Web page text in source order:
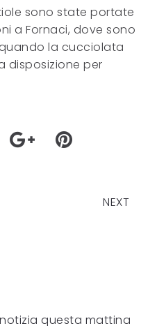
sono state portate
a Fornaci, dove sono
la cucciolata
disposizione per
NEXT
questa mattina